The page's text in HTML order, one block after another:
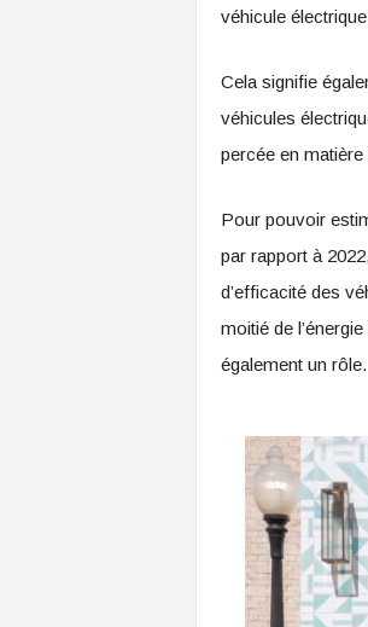
véhicule
Cela signifie
véhicules
percée en
Pour pouvoir
par rapport à
d’efficacité des
moitié de
également un rôle.